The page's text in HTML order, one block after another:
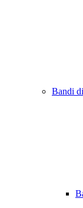
Bandi